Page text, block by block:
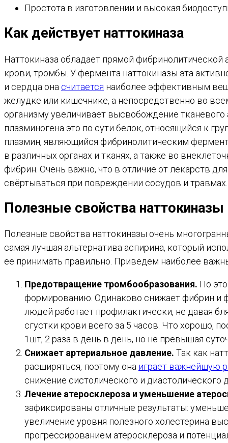
Простота в изготовлении и высокая
Как действует наттокиназа
Наттокиназа обладает прямой
крови, тромбы. У фермента наттокиназы эта
и сердца она считается наиболее эффективным
желудке или кишечнике, а непосредственно во
организму увеличивает высвобождение
плазминогена это по сути белок, относящийся к
плазмин, являющийся фибринолитическим
в различных органах и тканях, а также во
фибрин. Очень важно, что в отличие от лекарств
свёртываться при повреждении сосудов и травмах.
Полезные свойства наттокиназы
Полезные свойства наттокиназы очень
самая лучшая альтернатива аспирина, который
ее принимать правильно. Приведем наиболее
Предотвращение тромбообразования. По
формированию. Одинаково снижает фибрин и
людей работает профилактически, не давая
сгустки крови всего за 5 часов. Что хорошо,
1шт, 2 раза в день в день, но не превышая
Снижает артериальное давление. Так как
расширяться, поэтому она играет важнейшую
снижение систолического и
Лечение атеросклероза и уменьшение
зафиксированы отличные результаты:
увеличение уровня полезного холестерина
прогрессированием атеросклероза и